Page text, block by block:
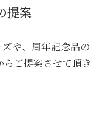
提案
や、周年記念品の
ご提案させて頂き